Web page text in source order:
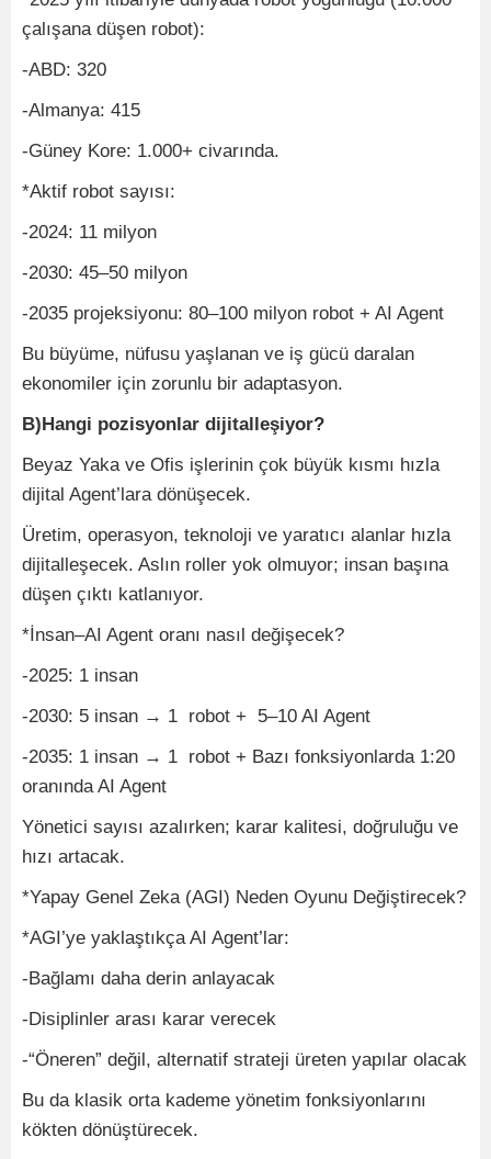
çalışana düşen robot):
-ABD: 320
-Almanya: 415
-Güney Kore: 1.000+ civarında.
*Aktif robot sayısı:
-2024: 11 milyon
-2030: 45–50 milyon
-2035 projeksiyonu: 80–100 milyon robot + AI Agent
Bu büyüme, nüfusu yaşlanan ve iş gücü daralan
ekonomiler için zorunlu bir adaptasyon.
B)Hangi pozisyonlar dijitalleşiyor?
Beyaz Yaka ve Ofis işlerinin çok büyük kısmı hızla
dijital Agent’lara dönüşecek.
Üretim, operasyon, teknoloji ve yaratıcı alanlar hızla
dijitalleşecek. Aslın roller yok olmuyor; insan başına
düşen çıktı katlanıyor.
*İnsan–AI Agent oranı nasıl değişecek?
-2025: 1 insan
-2030: 5 insan → 1 robot + 5–10 AI Agent
-2035: 1 insan → 1 robot + Bazı fonksiyonlarda 1:20
oranında AI Agent
Yönetici sayısı azalırken; karar kalitesi, doğruluğu ve
hızı artacak.
*Yapay Genel Zeka (AGI) Neden Oyunu Değiştirecek?
*AGI’ye yaklaştıkça AI Agent’lar:
-Bağlamı daha derin anlayacak
-Disiplinler arası karar verecek
-“Öneren” değil, alternatif strateji üreten yapılar olacak
Bu da klasik orta kademe yönetim fonksiyonlarını
kökten dönüştürecek.